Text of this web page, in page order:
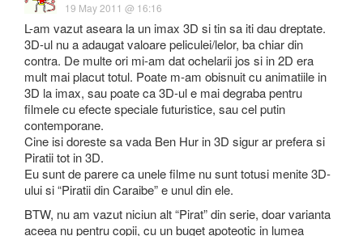
19 May 2011 @ 16:16
L-am vazut aseara la un imax 3D si tin sa iti dau dreptate.
3D-ul nu a adaugat valoare peliculei/lelor, ba chiar din
contra. De multe ori mi-am dat ochelarii jos si in 2D era
mult mai placut totul. Poate m-am obisnuit cu animatiile in
3D la imax, sau poate ca 3D-ul e mai degraba pentru
filmele cu efecte speciale futuristice, sau cel putin
contemporane.
Cine isi doreste sa vada Ben Hur in 3D sigur ar prefera si
Piratii tot in 3D.
Eu sunt de parere ca unele filme nu sunt totusi menite 3D-
ului si “Piratii din Caraibe” e unul din ele.
BTW, nu am vazut niciun alt “Pirat” din serie, doar varianta
aceea nu pentru copii, cu un buget apoteotic in lumea